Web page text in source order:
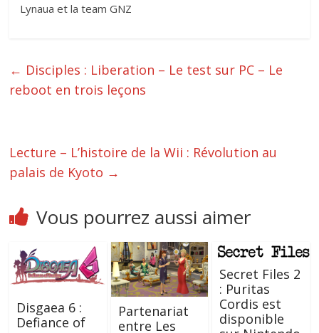
Lynaua et la team GNZ
← Disciples : Liberation – Le test sur PC – Le
reboot en trois leçons
Lecture – L’histoire de la Wii : Révolution au
palais de Kyoto →
Vous pourrez aussi aimer
Disgaea 6 :
Defiance of
Partenariat
entre Les
Secret Files 2
: Puritas
Cordis est
disponible